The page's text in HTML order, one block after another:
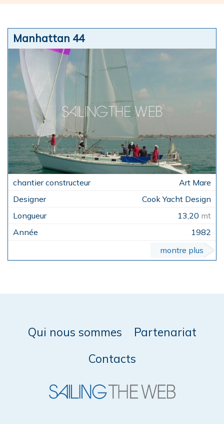
Manhattan 44
Art Mare
Cook Yacht Design
13,20 mt
1982
montre plus
Qui nous sommes
Partenariat
Contacts